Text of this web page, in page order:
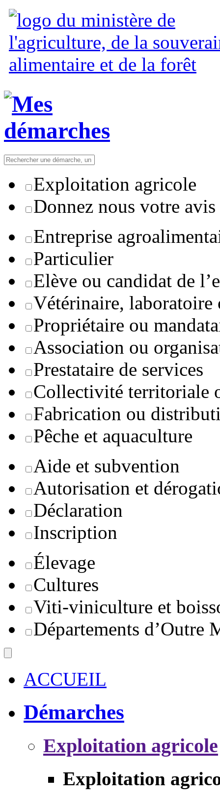
Exploitation agricole
Donnez nous votre avis
Entreprise
Particulier
Elève ou candidat de
Vétérinaire, laboratoire
Propriétaire ou
Association ou
Prestataire de services
Collectivité territoriale
Fabrication ou
Pêche et aquaculture
Aide et subvention
Autorisation et
Déclaration
Inscription
Élevage
Cultures
Viti-viniculture et
Départements d’Outre
ACCUEIL
Démarches
Exploitation agricole
Exploitation